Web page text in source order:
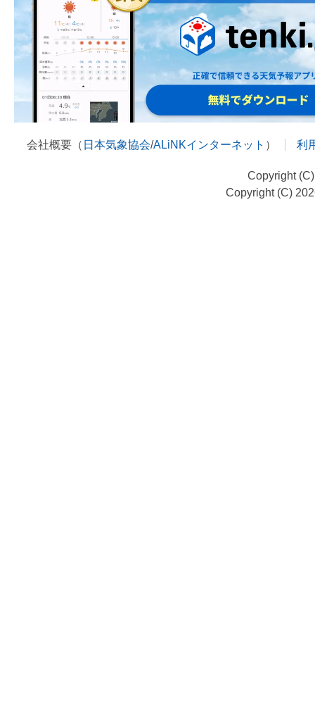
会社概要（ 日本気象協会/ALiNKインターネット ） 利
Copyright
Copyright (C)